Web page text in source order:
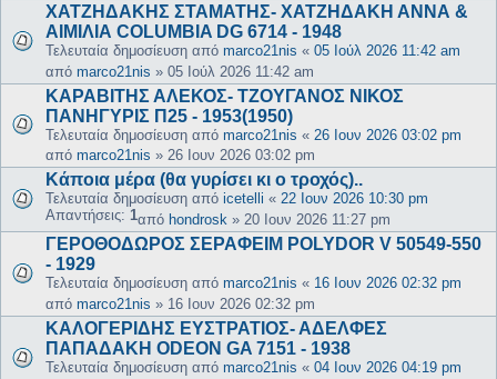
ΧΑΤΖΗΔΑΚΗΣ ΣΤΑΜΑΤΗΣ- ΧΑΤΖΗΔΑΚΗ ΑΝΝΑ &
ΑΙΜΙΛΙΑ COLUMBIA DG 6714 - 1948
Τελευταία δημοσίευση από marco21nis « 05 Ιούλ 2026 11:42 am
από marco21nis » 05 Ιούλ 2026 11:42 am
ΚΑΡΑΒΙΤΗΣ ΑΛΕΚΟΣ- ΤΖΟΥΓΑΝΟΣ ΝΙΚΟΣ
ΠΑΝΗΓΥΡΙΣ Π25 - 1953(1950)
Τελευταία δημοσίευση από marco21nis « 26 Ιουν 2026 03:02 pm
από marco21nis » 26 Ιουν 2026 03:02 pm
Κάποια μέρα (θα γυρίσει κι ο τροχός)..
Τελευταία δημοσίευση από icetelli « 22 Ιουν 2026 10:30 pm
Απαντήσεις: 1από hondrosk » 20 Ιουν 2026 11:27 pm
ΓΕΡΟΘΟΔΩΡΟΣ ΣΕΡΑΦΕΙΜ POLYDOR V 50549-550
- 1929
Τελευταία δημοσίευση από marco21nis « 16 Ιουν 2026 02:32 pm
από marco21nis » 16 Ιουν 2026 02:32 pm
ΚΑΛΟΓΕΡΙΔΗΣ ΕΥΣΤΡΑΤΙΟΣ- ΑΔΕΛΦΕΣ
ΠΑΠΑΔΑΚΗ ODEON GA 7151 - 1938
Τελευταία δημοσίευση από marco21nis « 04 Ιουν 2026 04:19 pm